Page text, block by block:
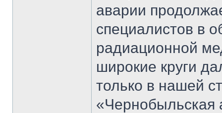
аварии
специалистов в
радиационной
широкие круги
только в нашей
«Чернобыльская